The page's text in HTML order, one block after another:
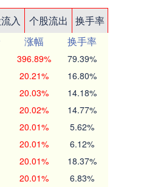
入 个股流出
换手率
涨幅
换手率
396.89% 79.39%
20.21% 16.80%
20.03% 14.18%
20.02% 14.77%
20.01% 5.62%
20.01% 6.12%
20.01% 18.37%
20.01% 6.83%